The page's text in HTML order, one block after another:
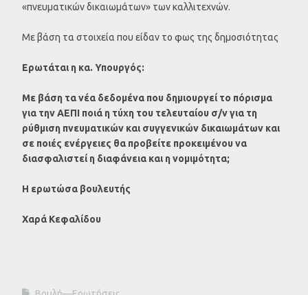
«πνευματικών δικαιωμάτων» των καλλιτεχνών.
Με βάση τα στοιχεία που είδαν το φως της δημοσιότητας
Ερωτάται η κα. Υπουργός:
Με βάση τα νέα δεδομένα που δημιουργεί το πόρισμα
για την ΑΕΠΙ ποιά η τύχη του τελευταίου σ/ν για τη
ρύθμιση πνευματικών και συγγενικών δικαιωμάτων και
σε ποιές ενέργειες θα προβείτε προκειμένου να
διασφαλιστεί η διαφάνεια και η νομιμότητα;
Η ερωτώσα βουλευτής
Χαρά Κεφαλίδου